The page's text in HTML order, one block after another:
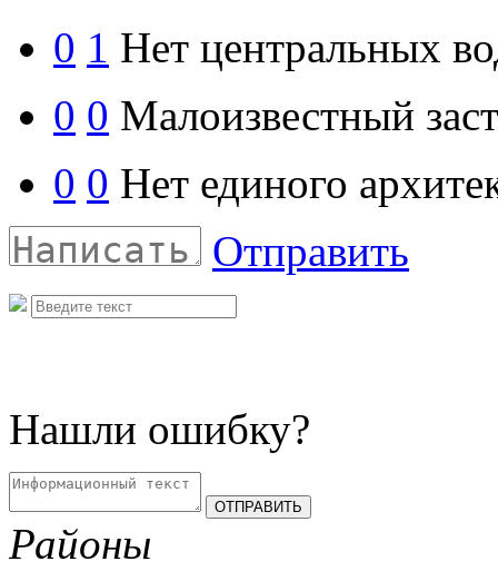
0 1 Нет центральных
0 0 Малоизвестный
0 0 Нет единого
Отправить
Нашли ошибку?
Районы